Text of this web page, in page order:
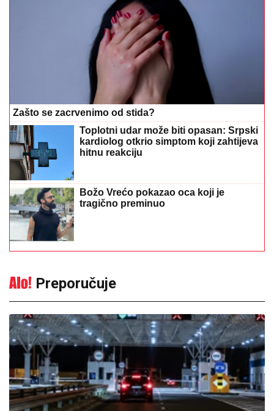
Zašto se zacrvenimo od stida?
Toplotni udar može biti opasan: Srpski
kardiolog otkrio simptom koji zahtijeva
hitnu reakciju
Božo Vrećo pokazao oca koji je
tragično preminuo
Preporučuje